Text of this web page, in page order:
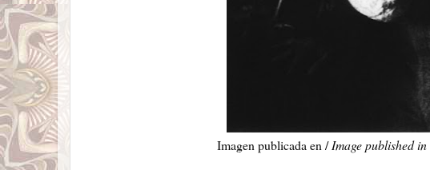
Imagen publicada en /Image published in